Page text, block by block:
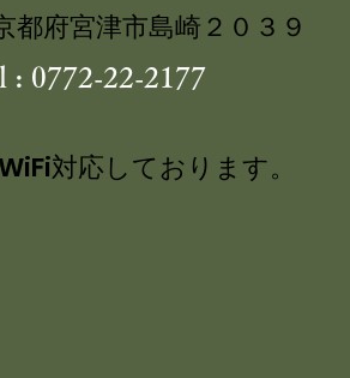
念館 企画展「ウズベキス
都府宮津市島崎２０３９
: 0772-22-2177
対応しております。